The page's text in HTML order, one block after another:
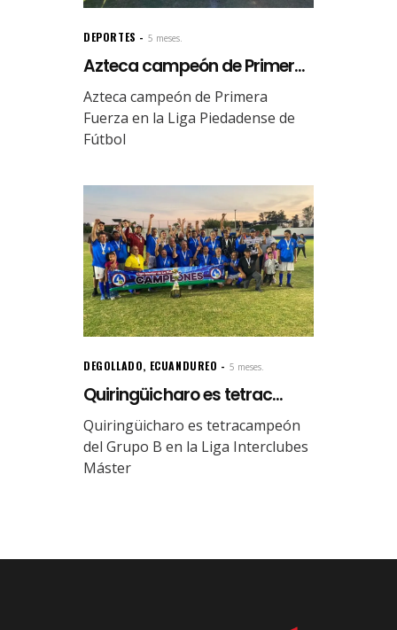
DEPORTES 5 meses.
Azteca campeón de Primer...
Azteca campeón de Primera
Fuerza en la Liga Piedadense de
Fútbol
DEGOLLADO, ECUANDUREO 5 meses.
Quiringüicharo es tetrac...
Quiringüicharo es tetracampeón
del Grupo B en la Liga Interclubes
Máster